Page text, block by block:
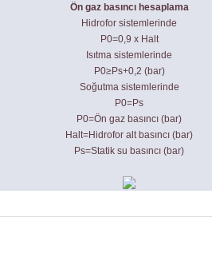
Ön gaz basıncı hesaplama
Hidrofor sistemlerinde
P0=0,9 x Halt
Isıtma sistemlerinde
P0≥Ps+0,2 (bar)
Soğutma sistemlerinde
P0=Ps
P0=Ön gaz basıncı (bar)
Halt=Hidrofor alt basıncı (bar)
Ps=Statik su basıncı (bar)